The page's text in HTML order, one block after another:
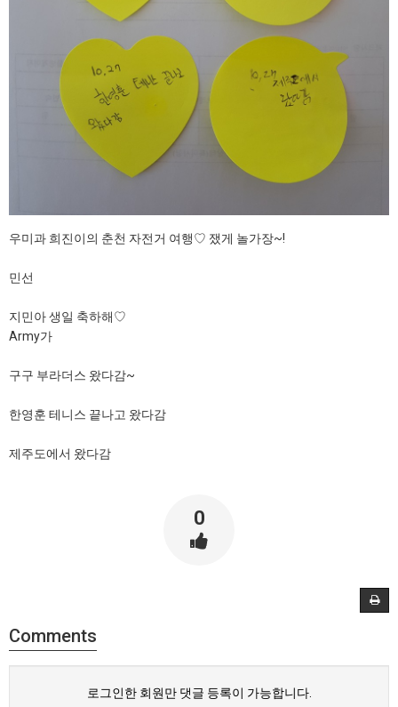
우미과 희진이의 춘천 자전거 여행♡ 쟀게 놀가장~!
민선
지민아 생일 축하해♡
Army가
구구 부라더스 왔다감~
한영훈 테니스 끝나고 왔다감
제주도에서 왔다감
0
Comments
로그인한 회원만 댓글 등록이 가능합니다.